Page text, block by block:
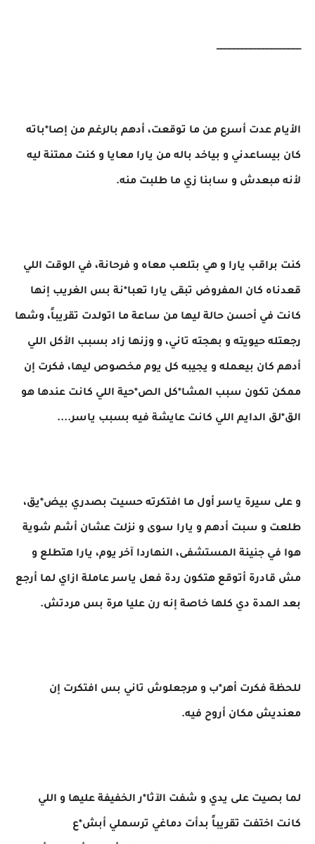
____________________
الأيام عدت أسرع من ما توقعت، أدهم بالرغم من إصا*باته
كان بيساعدني و بياخد باله من يارا معايا و كنت ممتنة ليه
لأنه مبعدش و سابنا زي ما طلبت منه.
كنت براقب يارا و هي بتلعب معاه و فرحانة، في الوقت اللي
قعدناه كان المفروض تبقى يارا تعبا*نة بس الغريب إنها
كانت في أحسن حالة ليها من ساعة ما اتولدت تقريباً، وشها
رجعتله حيويته و بهجته تاني، و وزنها زاد بسبب الأكل اللي
أدهم كان بيعمله و يجيبه كل يوم مخصوص ليها، فكرت إن
ممكن تكون سبب المشا*كل الص*حية اللي كانت عندها هو
الق*لق الدايم اللي كانت عايشة فيه بسبب ياسر....
و على سيرة ياسر أول ما افتكرته حسيت بصدري بيض*يق،
طلعت و سبت أدهم و يارا سوى و نزلت عشان أشم شوية
هوا في جنينة المستشفى، النهاردا آخر يوم، يارا هتطلع و
مش قادرة أتوقع هتكون ردة فعل ياسر عاملة ازاي لما أرجع
بعد المدة دي كلها خاصة إنه رن عليا مرة بس مردتش.
للحظة فكرت أهر*ب و مرجعلوش تاني بس افتكرت إن
معنديش مكان أروح فيه.
لما بصيت على يدي و شفت الآثا*ر الخفيفة عليها و اللي
كانت اختفت تقريباً بدأت دماغي ترسملي أبش*ع